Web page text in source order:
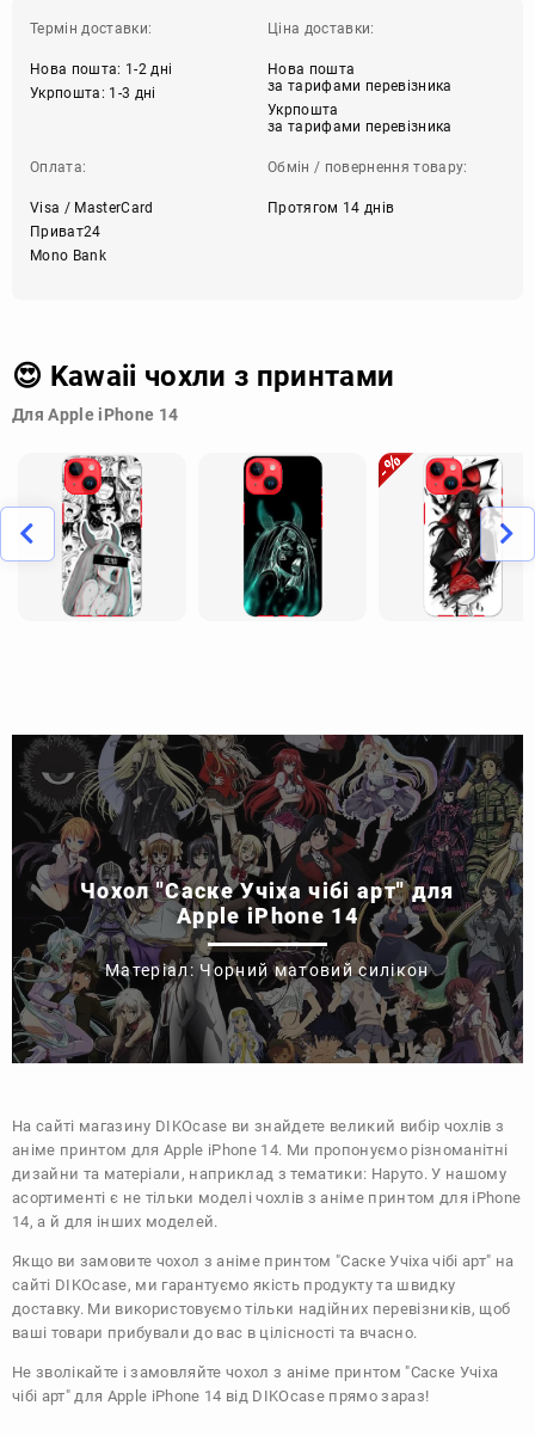
Термін доставки:
Нова пошта: 1-2 дні
Укрпошта: 1-3 дні
Ціна доставки:
Нова пошта
за тарифами перевізника
Укрпошта
за тарифами перевізника
Оплата:
Visa / MasterCard
Приват24
Mono Bank
Обмін / повернення товару:
Протягом 14 днів
😍 Kawaii чохли з принтами
Для Apple iPhone 14
Чохол "Саске Учіха чібі арт" для
Apple iPhone 14
Матеріал: Чорний матовий силікон
На сайті магазину DIKOcase ви знайдете великий вибір чохлів з
аніме принтом для Apple iPhone 14. Ми пропонуємо різноманітні
дизайни та матеріали, наприклад з тематики: Наруто. У нашому
асортименті є не тільки моделі чохлів з аніме принтом для iPhone
14, а й для інших моделей.
Якщо ви замовите чохол з аніме принтом "Саске Учіха чібі арт" на
сайті DIKOcase, ми гарантуємо якість продукту та швидку
доставку. Ми використовуємо тільки надійних перевізників, щоб
ваші товари прибували до вас в цілісності та вчасно.
Не зволікайте і замовляйте чохол з аніме принтом "Саске Учіха
чібі арт" для Apple iPhone 14 від DIKOcase прямо зараз!